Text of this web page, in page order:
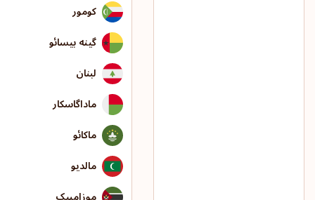
کومور
گینه بیسائو
لبنان
ماداگاسکار
ماکائو
مالدیو